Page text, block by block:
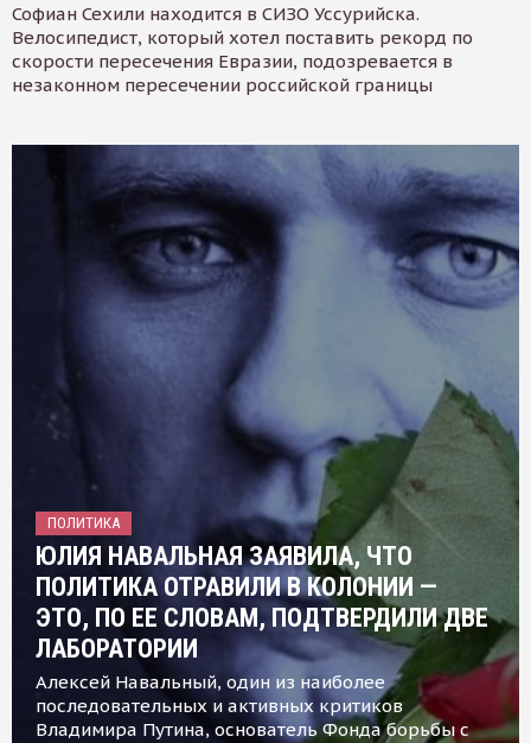
Софиан Сехили находится в СИЗО Уссурийска.
Велосипедист, который хотел поставить рекорд по
скорости пересечения Евразии, подозревается в
незаконном пересечении российской границы
ПОЛИТИКА
ЮЛИЯ НАВАЛЬНАЯ ЗАЯВИЛА, ЧТО
ПОЛИТИКА ОТРАВИЛИ В КОЛОНИИ —
ЭТО, ПО ЕЕ СЛОВАМ, ПОДТВЕРДИЛИ ДВЕ
ЛАБОРАТОРИИ
Алексей Навальный, один из наиболее
последовательных и активных критиков
Владимира Путина, основатель Фонда борьбы с